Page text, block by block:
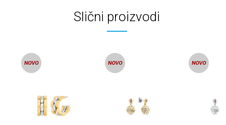
Slični proizvodi